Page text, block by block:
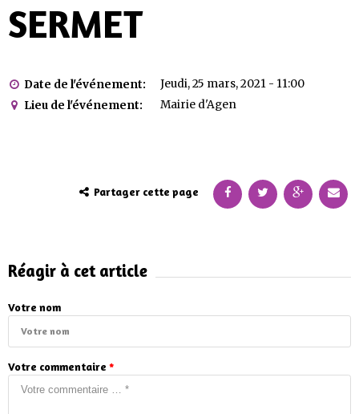
SERMET
Date de l'événement:
Jeudi, 25 mars, 2021 - 11:00
Lieu de l'événement:
Mairie d'Agen
Partager cette page
Réagir à cet article
Votre nom
Votre commentaire *